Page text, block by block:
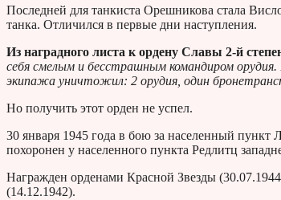
Последней для танкиста Орешникова стала
танка. Отличился в первые дни наступления.
Из наградного листа к ордену Славы 2-й
себя смелым и бесстрашным командиром
экипажа уничтожил: 2 орудия, один
Но получить этот орден не успел.
30 января 1945 года в бою за населенный
похоронен у населенного пункта Редлитц
Награжден орденами Красной Звезды
(14.12.1942).